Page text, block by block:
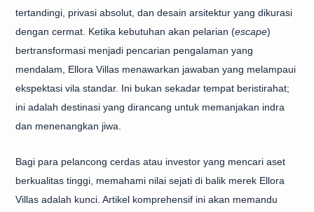
tertandingi, privasi absolut, dan desain arsitektur yang dikurasi
dengan cermat. Ketika kebutuhan akan pelarian (escape)
bertransformasi menjadi pencarian pengalaman yang
mendalam, Ellora Villas menawarkan jawaban yang melampaui
ekspektasi vila standar. Ini bukan sekadar tempat beristirahat;
ini adalah destinasi yang dirancang untuk memanjakan indra
dan menenangkan jiwa.
Bagi para pelancong cerdas atau investor yang mencari aset
berkualitas tinggi, memahami nilai sejati di balik merek Ellora
Villas adalah kunci. Artikel komprehensif ini akan memandu